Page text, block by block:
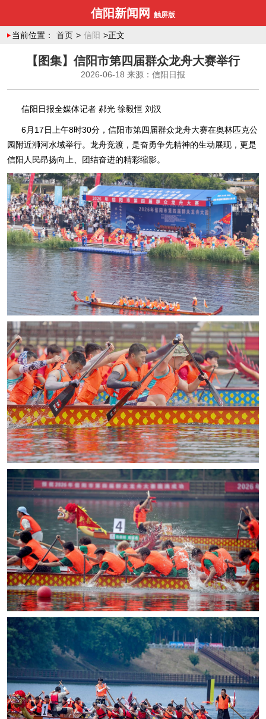
信阳新闻网 触屏版
当前位置： 首页 > 信阳 >正文
【图集】信阳市第四届群众龙舟大赛举行
2026-06-18 来源：信阳日报
信阳日报全媒体记者 郝光 徐毅恒 刘汉
6月17日上午8时30分，信阳市第四届群众龙舟大赛在奥林匹克公
园附近浉河水域举行。龙舟竞渡，是奋勇争先精神的生动展现，更是
信阳人民昂扬向上、团结奋进的精彩缩影。